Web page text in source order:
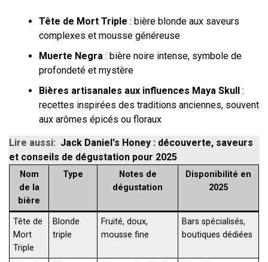
Tête de Mort Triple : bière blonde aux saveurs
complexes et mousse généreuse
Muerte Negra : bière noire intense, symbole de
profondeté et mystère
Bières artisanales aux influences Maya Skull :
recettes inspirées des traditions anciennes, souvent
aux arômes épicés ou floraux
Lire aussi: Jack Daniel's Honey : découverte, saveurs
et conseils de dégustation pour 2025
Nom
de la
bière
Type
Notes de
dégustation
Disponibilité en
2025
Tête de
Mort
Triple
Blonde
triple
Fruité, doux,
mousse fine
Bars spécialisés,
boutiques dédiées